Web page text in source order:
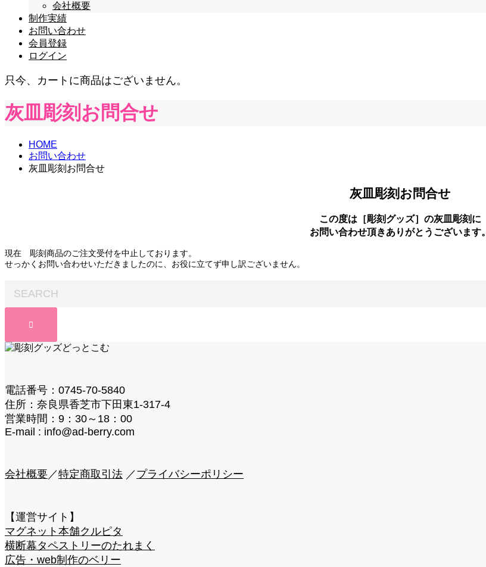
会社概要
制作実績
お問い合わせ
会員登録
ログイン
只今、カートに商品はございません。
灰皿彫刻お問合せ
HOME
お問い合わせ
灰皿彫刻お問合せ
灰皿彫刻お問合せ
この度は［彫刻グッズ］の灰皿彫刻に
お問い合わせ頂きありがとうございます。
現在 彫刻商品のご注文受付を中止しております。
せっかくお問い合わせいただきましたのに、お役に立てず申し訳ございません。
電話番号：0745-70-5840
住所：奈良県香芝市下田東1-317-4
営業時間：9：30～18：00
E-mail : info@ad-berry.com
会社概要／特定商取引法 ／ プライバシーポリシー
【運営サイト】
マグネット本舗クルピタ
横断幕タペストリーのたれまく
広告・web制作のベリー